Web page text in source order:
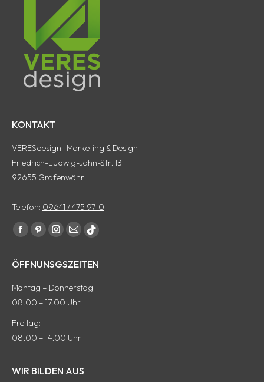
KONTAKT
VERESdesign | Marketing & Design
Friedrich-Ludwig-Jahn-Str. 13
92655 Grafenwöhr
Telefon: 09641 / 475 97-0
Finde uns auf:
Facebook
wird
einem
Fenster
geöffnet
Pinterest
wird
einem
Fenster
geöffnet
Instagram
wird
einem
geöffnet
E-
Seite
wird
in
Fenster
tiktok
wird
ÖFFNUNSGSZEITEN
Montag – Donnerstag:
08.00 – 17.00 Uhr
Freitag:
08.00 – 14.00 Uhr
WIR BILDEN AUS